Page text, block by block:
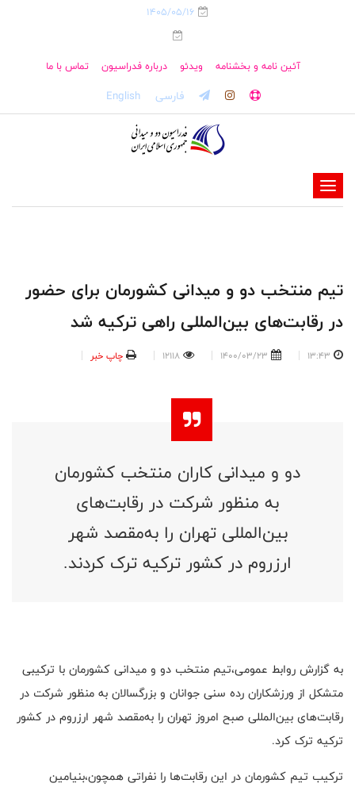
1405/05/16
آئین نامه و بخشنامه ویدئو درباره فدراسیون تماس با ما
فارسی English
-
-
-
تیم منتخب دو و میدانی کشورمان برای حضور
در رقابت‌های بین‌المللی راهی ترکیه شد
13:43
1400/03/23
12118 چاپ خبر
دو و میدانی کاران منتخب کشورمان
به منظور شرکت در رقابت‌های
بین‌المللی تهران را به‌مقصد شهر
ارزروم در کشور ترکیه ترک کردند.
به گزارش روابط عمومی،تیم منتخب دو و میدانی کشورمان با ترکیبی
متشکل از ورزشکاران رده سنی جوانان و بزرگسالان به منظور شرکت در
رقابت‌های بین‌المللی صبح امروز تهران را به‌مقصد شهر ارزروم در کشور
ترکیه ترک کرد.
ترکیب تیم کشورمان در این رقابت‌ها را نفراتی همچون،بنیامین